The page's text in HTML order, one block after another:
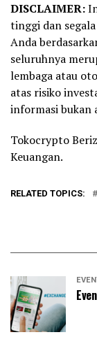
DISCLAIMER:
tinggi dan
Anda
seluruhnya
lembaga atau
atas risiko
informasi bukan
Tokocrypto
Keuangan.
RELATED TOPICS: